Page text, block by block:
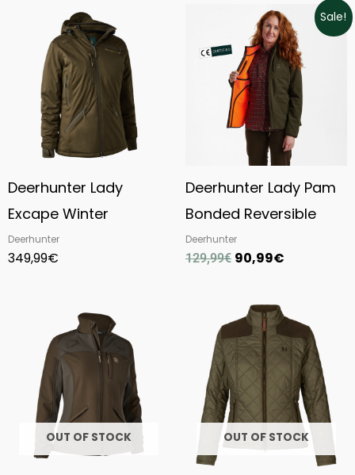
Deerhunter Lady
Excape Winter
Deerhunter
349,99€
Sale!
Deerhunter Lady Pam
Bonded Reversible
Deerhunter
129,99€
Original
price
was:
129,99€.
90,99€
Current
price
is:
90,99€.
OUT OF STOCK OUT OF STOCK